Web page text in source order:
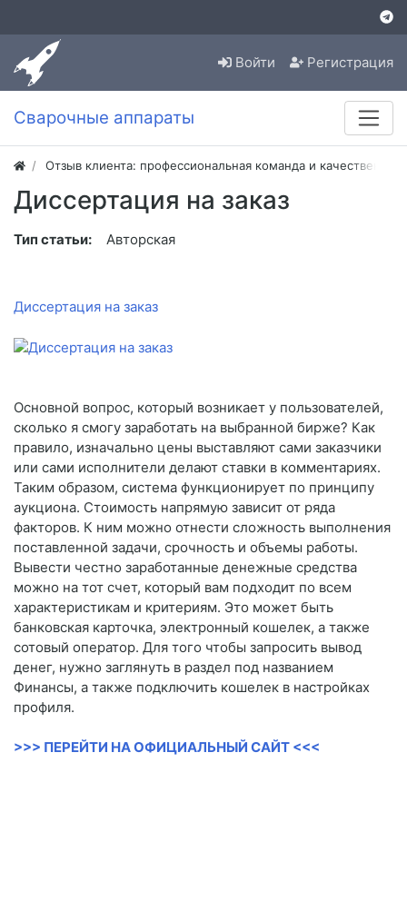
Войти Регистрация
Сварочные аппараты
Отзыв клиента: профессиональная команда и
Диссертация на заказ
Тип статьи: Авторская
Диссертация на заказ
Основной вопрос, который возникает у пользователей,
сколько я смогу заработать на выбранной бирже? Как
правило, изначально цены выставляют сами заказчики
или сами исполнители делают ставки в комментариях.
Таким образом, система функционирует по принципу
аукциона. Стоимость напрямую зависит от ряда
факторов. К ним можно отнести сложность выполнения
поставленной задачи, срочность и объемы работы.
Вывести честно заработанные денежные средства
можно на тот счет, который вам подходит по всем
характеристикам и критериям. Это может быть
банковская карточка, электронный кошелек, а также
сотовый оператор. Для того чтобы запросить вывод
денег, нужно заглянуть в раздел под названием
Финансы, а также подключить кошелек в настройках
профиля.
>>> ПЕРЕЙТИ НА ОФИЦИАЛЬНЫЙ САЙТ <<<